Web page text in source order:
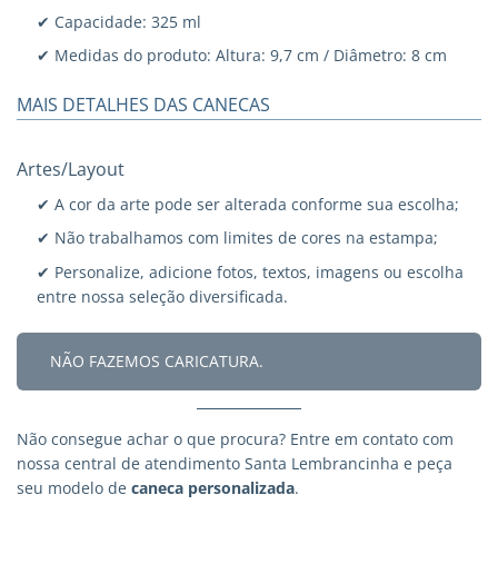
✔ Capacidade: 325 ml
✔ Medidas do produto: Altura: 9,7 cm / Diâmetro: 8 cm
MAIS DETALHES DAS CANECAS
Artes/Layout
✔ A cor da arte pode ser alterada conforme sua escolha;
✔ Não trabalhamos com limites de cores na estampa;
✔ Personalize, adicione fotos, textos, imagens ou escolha
entre nossa seleção diversificada.
NÃO FAZEMOS CARICATURA.
Não consegue achar o que procura? Entre em contato com
nossa central de atendimento Santa Lembrancinha e peça
seu modelo de caneca personalizada.